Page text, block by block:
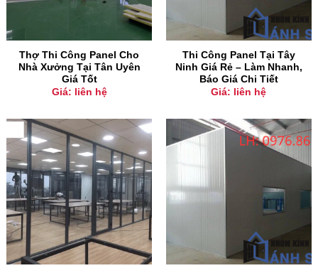
Thợ Thi Công Panel Cho
Nhà Xưởng Tại Tân Uyên
Giá Tốt
Giá: liên hệ
Thi Công Panel Tại Tây
Ninh Giá Rẻ – Làm Nhanh,
Báo Giá Chi Tiết
Giá: liên hệ